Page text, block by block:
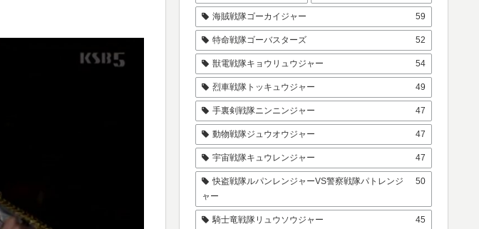
海賊戦隊ゴーカイジャー 59
特命戦隊ゴーバスターズ 52
獣電戦隊キョウリュウジャー 54
烈車戦隊トッキュウジャー 49
手裏剣戦隊ニンニンジャー 47
動物戦隊ジュウオウジャー 47
宇宙戦隊キュウレンジャー 47
快盗戦隊ルパンレンジャーVS警察戦隊パトレンジ
ャー
50
騎士竜戦隊リュウソウジャー 45